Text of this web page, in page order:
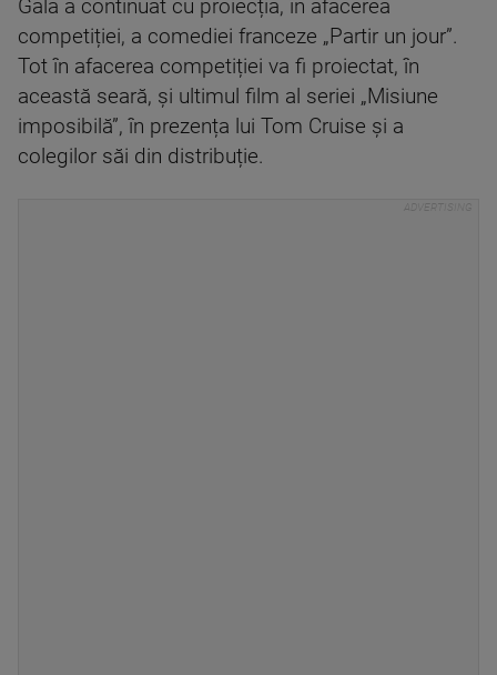
Gala a continuat cu proiecția, în afacerea
competiției, a comediei franceze „Partir un jour”.
Tot în afacerea competiției va fi proiectat, în
această seară, și ultimul film al seriei „Misiune
imposibilă”, în prezența lui Tom Cruise și a
colegilor săi din distribuție.